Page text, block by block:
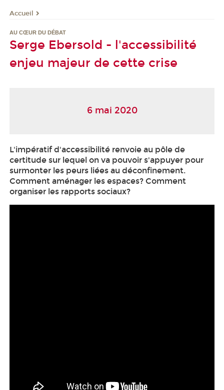
Accueil
AU CŒUR DU DÉBAT
Serge Ebersold - l'accessibilité
enjeu majeur de cette crise
6 mai 2020
L'impératif d'accessibilité renvoie au pôle de
certitude sur lequel on va pouvoir s'appuyer pour
surmonter les peurs liées au déconfinement.
Comment aménager les espaces? Comment
organiser les rapports sociaux?